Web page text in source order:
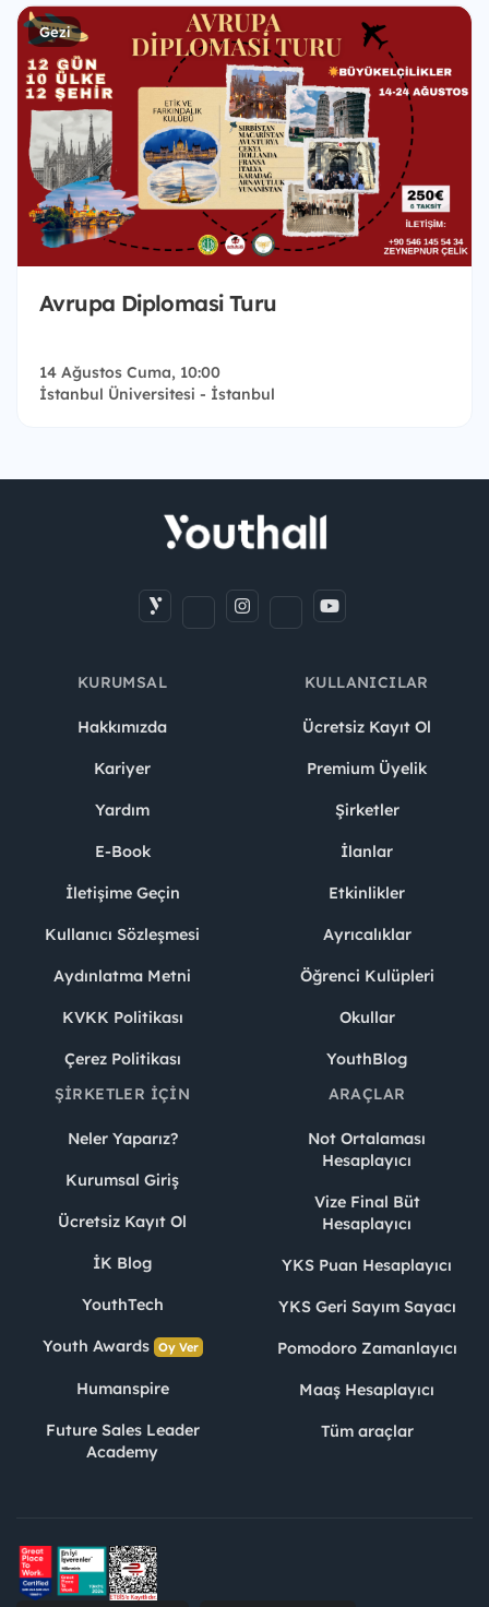
Gezi
Avrupa Diplomasi Turu
14 Ağustos Cuma, 10:00
İstanbul Üniversitesi - İstanbul
KURUMSAL
Hakkımızda
Kariyer
Yardım
E-Book
İletişime Geçin
Kullanıcı Sözleşmesi
Aydınlatma Metni
KVKK Politikası
Çerez Politikası
KULLANICILAR
Ücretsiz Kayıt Ol
Premium Üyelik
Şirketler
İlanlar
Etkinlikler
Ayrıcalıklar
Öğrenci Kulüpleri
Okullar
YouthBlog
ŞIRKETLER İÇIN
Neler Yaparız?
Kurumsal Giriş
Ücretsiz Kayıt Ol
İK Blog
YouthTech
Youth Awards Oy Ver
Humanspire
Future Sales Leader
Academy
ARAÇLAR
Not Ortalaması
Hesaplayıcı
Vize Final Büt
Hesaplayıcı
YKS Puan Hesaplayıcı
YKS Geri Sayım Sayacı
Pomodoro Zamanlayıcı
Maaş Hesaplayıcı
Tüm araçlar